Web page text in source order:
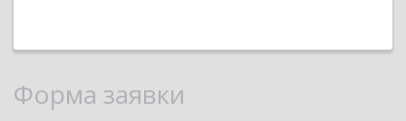
Форма заявки